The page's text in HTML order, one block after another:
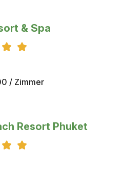
& Spa
/ Zimmer
Resort Phuket